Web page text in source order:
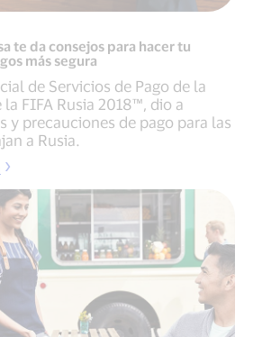
te da consejos para hacer tu
más segura
de Servicios de Pago de la
FIFA Rusia 2018™, dio a
y precauciones de pago para las
a Rusia.